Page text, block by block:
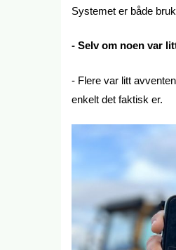
Systemet er både
- Selv om noen var
- Flere var litt
enkelt det faktisk er.